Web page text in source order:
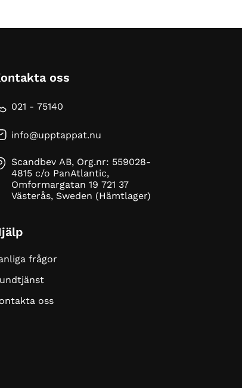
oss
021 - 75140
info@upptappat.nu
Scandbev AB, Org.nr: 559028-
4815 c/o PanAtlantic,
Omformargatan 19 721 37
Västerås, Sweden (Hämtlager)
frågor
oss